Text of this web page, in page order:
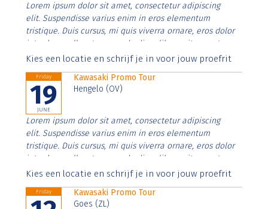
Lorem ipsum dolor sit amet, consectetur adipiscing
elit. Suspendisse varius enim in eros elementum
tristique. Duis cursus, mi quis viverra ornare, eros dolor
interdum nulla, ut commodo diam libero vitae erat.
Aenean faucibus nibh et justo cursus id rutrum lorem
Kies een locatie en schrijf je in voor jouw proefrit
Friday
19
JUNE
Kawasaki Promo Tour
Hengelo (OV)
Lorem ipsum dolor sit amet, consectetur adipiscing
elit. Suspendisse varius enim in eros elementum
tristique. Duis cursus, mi quis viverra ornare, eros dolor
interdum nulla, ut commodo diam libero vitae erat.
Aenean faucibus nibh et justo cursus id rutrum lorem
Kies een locatie en schrijf je in voor jouw proefrit
Friday
Kawasaki Promo Tour
Goes (ZL)